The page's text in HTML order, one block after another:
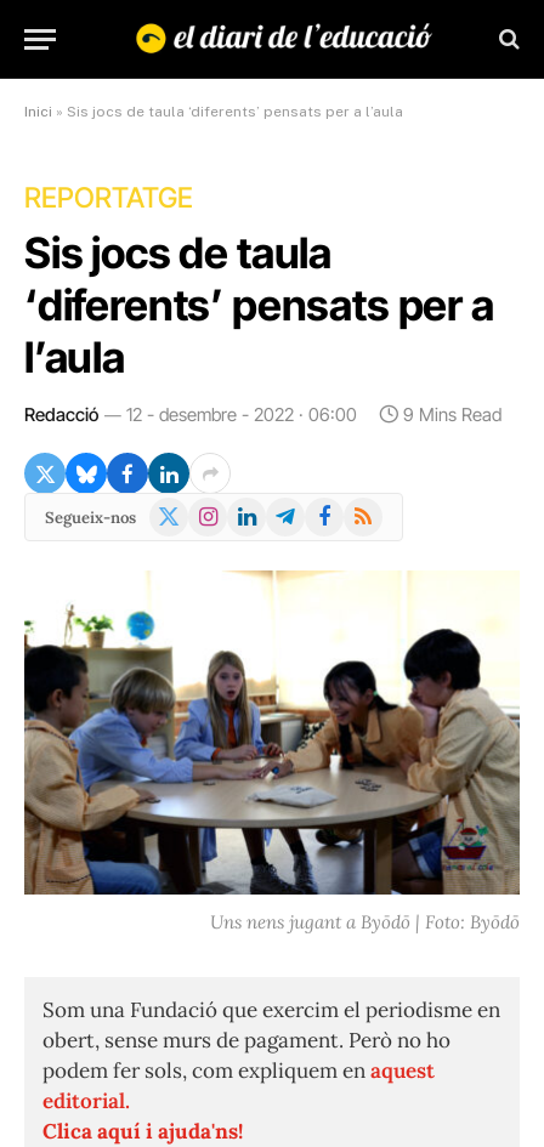
Inici » Sis jocs de taula ‘diferents’ pensats per a l’aula
REPORTATGE
Sis jocs de taula
‘diferents’ pensats per a
l’aula
Redacció 12 - desembre - 2022 · 06:00 9 Mins Read
Segueix-nos
X
Instagram
LinkedInTelegramFacebook
RSS
Uns nens jugant a Byōdō | Foto: Byōdō
Som una Fundació que exercim el periodisme en
obert, sense murs de pagament. Però no ho
podem fer sols, com expliquem enaquest
editorial.
Clica aquí i ajuda'ns!